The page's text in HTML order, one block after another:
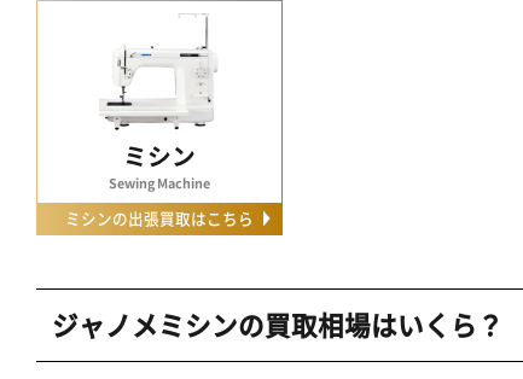
ミシン
Sewing Machine
ミシンの出張買取はこちら
ジャノメミシンの買取相場はいくら？